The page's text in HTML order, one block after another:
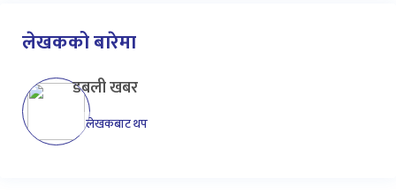
लेखकको बारेमा
डबली खबर
लेखकबाट थप